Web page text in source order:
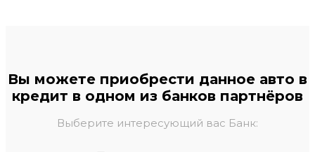
Вы можете приобрести данное авто в
кредит в одном из банков партнёров
Выберите интересующий вас Банк: